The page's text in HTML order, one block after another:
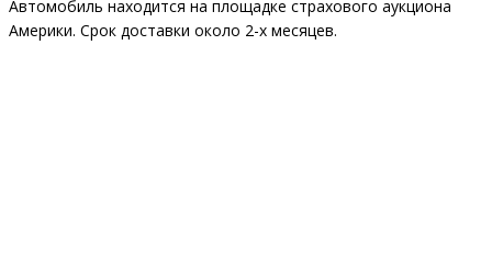
Автомобиль находится на площадке страхового аукциона
Америки. Срок доставки около 2-x месяцев.